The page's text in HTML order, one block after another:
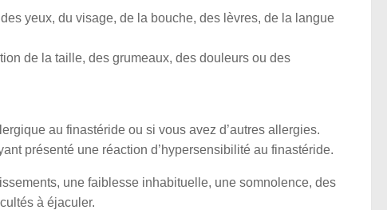
yeux, du visage, de la bouche, des lèvres, de la langue
de la taille, des grumeaux, des douleurs ou des
au finastéride ou si vous avez d’autres allergies.
présenté une réaction d’hypersensibilité au finastéride.
une faiblesse inhabituelle, une somnolence, des
à éjaculer.